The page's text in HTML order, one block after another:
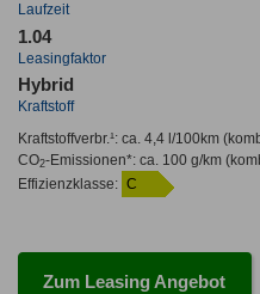
Laufzeit
1.04
Leasingfaktor
Hybrid
Kraftstoff
Kraftstoffverbr.¹: ca. 4,4 l/100km
CO2-Emissionen*: ca. 100 g/km
Effizienzklasse: C
Zum Leasing Angebot